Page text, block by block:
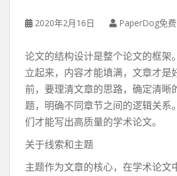
2020年2月16日 PaperDog免
论文的结构设计是整个论文的框架
立起来，内容才能填满，文章才是
前，要理清文章的思路，确定清晰
题，明确不同章节之间的逻辑关系
们才能写出高质量的学术论文。
关于线索和主题
主题作为文章的核心，在学术论文